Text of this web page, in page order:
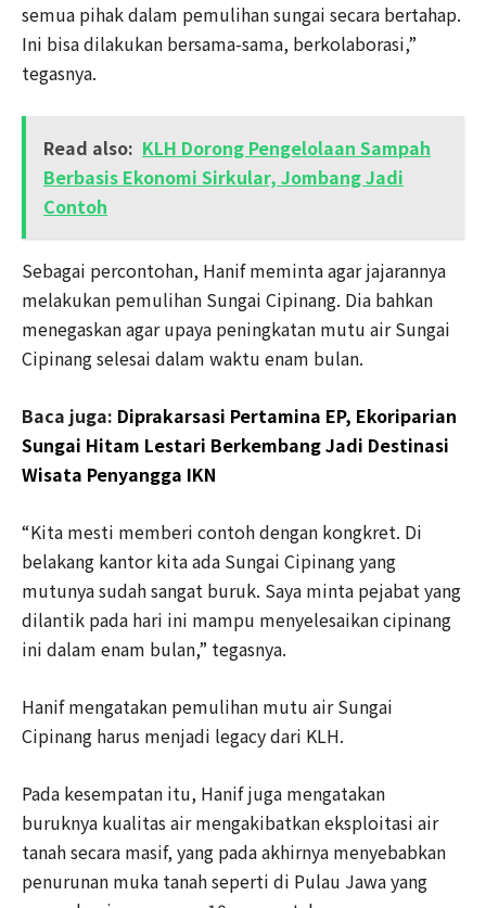
semua pihak dalam pemulihan sungai secara bertahap.
Ini bisa dilakukan bersama-sama, berkolaborasi,”
tegasnya.
Read also: KLH Dorong Pengelolaan Sampah
Berbasis Ekonomi Sirkular, Jombang Jadi
Contoh
Sebagai percontohan, Hanif meminta agar jajarannya
melakukan pemulihan Sungai Cipinang. Dia bahkan
menegaskan agar upaya peningkatan mutu air Sungai
Cipinang selesai dalam waktu enam bulan.
Baca juga: Diprakarsasi Pertamina EP, Ekoriparian
Sungai Hitam Lestari Berkembang Jadi Destinasi
Wisata Penyangga IKN
“Kita mesti memberi contoh dengan kongkret. Di
belakang kantor kita ada Sungai Cipinang yang
mutunya sudah sangat buruk. Saya minta pejabat yang
dilantik pada hari ini mampu menyelesaikan cipinang
ini dalam enam bulan,” tegasnya.
Hanif mengatakan pemulihan mutu air Sungai
Cipinang harus menjadi legacy dari KLH.
Pada kesempatan itu, Hanif juga mengatakan
buruknya kualitas air mengakibatkan eksploitasi air
tanah secara masif, yang pada akhirnya menyebabkan
penurunan muka tanah seperti di Pulau Jawa yang